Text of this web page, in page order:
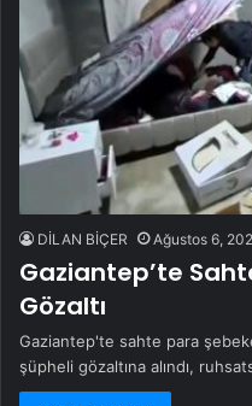
DİLAN BİÇER Ağustos 6,
Gaziantep’te
Gözaltı
Gaziantep'te sahte para
şüpheli gözaltına alındı,